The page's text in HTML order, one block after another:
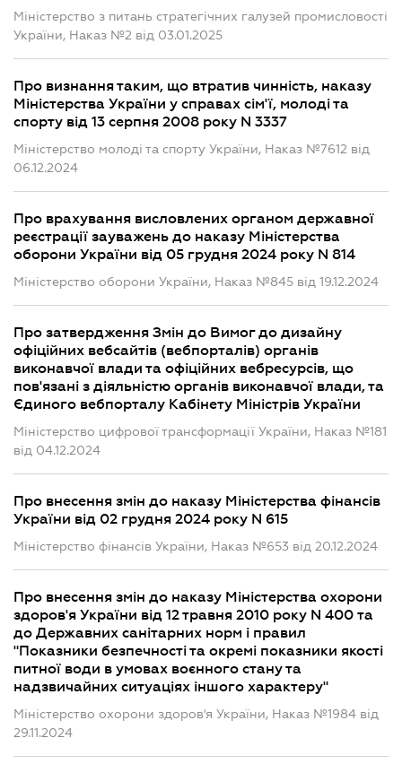
Міністерство з питань стратегічних галузей промисловості
України, Наказ №2 від 03.01.2025
Про визнання таким, що втратив чинність, наказу
Міністерства України у справах сім'ї, молоді та
спорту від 13 серпня 2008 року N 3337
Міністерство молоді та спорту України, Наказ №7612 від
06.12.2024
Про врахування висловлених органом державної
реєстрації зауважень до наказу Міністерства
оборони України від 05 грудня 2024 року N 814
Міністерство оборони України, Наказ №845 від 19.12.2024
Про затвердження Змін до Вимог до дизайну
офіційних вебсайтів (вебпорталів) органів
виконавчої влади та офіційних вебресурсів, що
пов'язані з діяльністю органів виконавчої влади, та
Єдиного вебпорталу Кабінету Міністрів України
Міністерство цифрової трансформації України, Наказ №181
від 04.12.2024
Про внесення змін до наказу Міністерства фінансів
України від 02 грудня 2024 року N 615
Міністерство фінансів України, Наказ №653 від 20.12.2024
Про внесення змін до наказу Міністерства охорони
здоров'я України від 12 травня 2010 року N 400 та
до Державних санітарних норм і правил
"Показники безпечності та окремі показники якості
питної води в умовах воєнного стану та
надзвичайних ситуаціях іншого характеру"
Міністерство охорони здоров'я України, Наказ №1984 від
29.11.2024